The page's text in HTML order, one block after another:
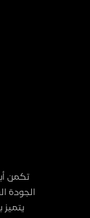
تكمن
الجودة
يتميز